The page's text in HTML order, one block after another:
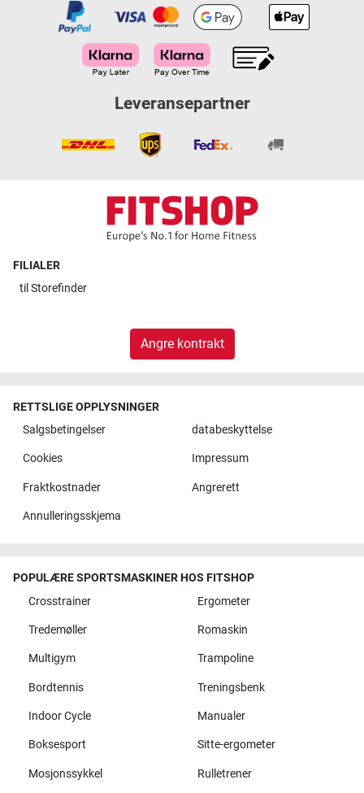
Leveransepartner
FILIALER
til Storefinder
Angre kontrakt
RETTSLIGE OPPLYSNINGER
Salgsbetingelser
databeskyttelse
Cookies Impressum
Fraktkostnader Angrerett
Annulleringsskjema
POPULÆRE SPORTSMASKINER HOS FITSHOP
Crosstrainer
Ergometer
Tredemøller Romaskin
Multigym Trampoline
Bordtennis Treningsbenk
Indoor Cycle Manualer
Boksesport Sitte-ergometer
Mosjonssykkel Rulletrener